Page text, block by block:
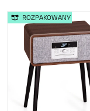
ROZPAKOWANY